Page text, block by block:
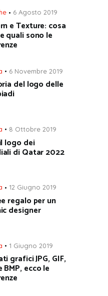
6 Agosto 2019
e Texture: cosa
quali sono le
6 Novembre 2019
del logo delle
8 Ottobre 2019
logo dei
di Qatar 2022
12 Giugno 2019
regalo per un
designer
1 Giugno 2019
grafici JPG, GIF,
BMP, ecco le